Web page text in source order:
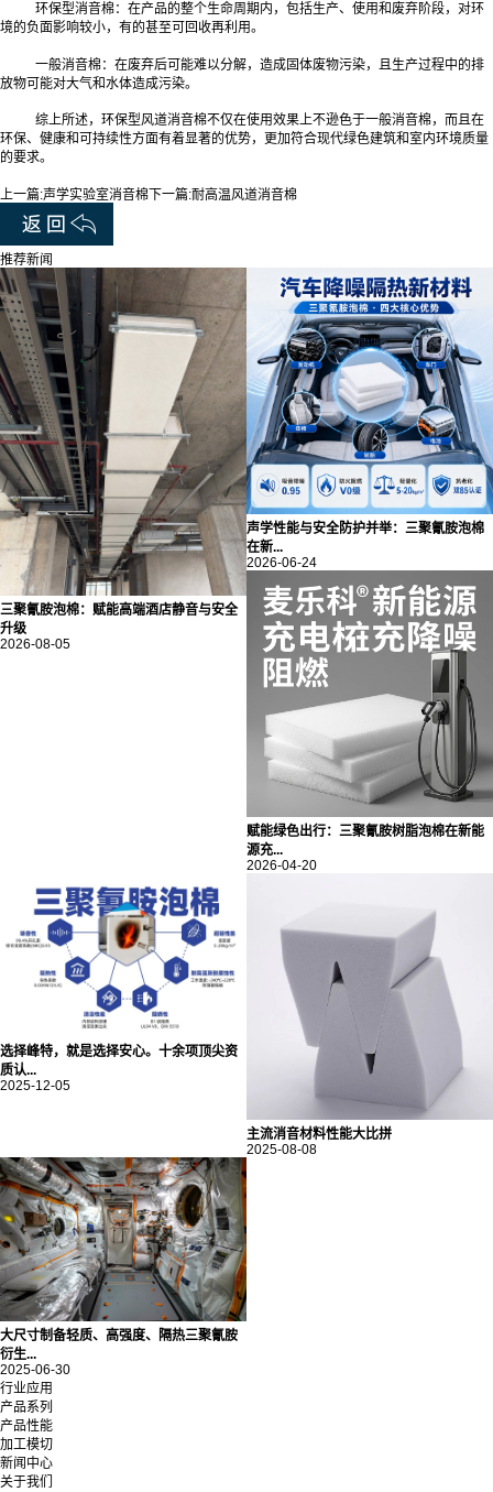
环保型消音棉：在产品的整个生命周期内，包括生产、使用和废弃阶段，对环
境的负面影响较小，有的甚至可回收再利用。
一般消音棉：在废弃后可能难以分解，造成固体废物污染，且生产过程中的排
放物可能对大气和水体造成污染。
综上所述，环保型风道消音棉不仅在使用效果上不逊色于一般消音棉，而且在
环保、健康和可持续性方面有着显著的优势，更加符合现代绿色建筑和室内环境质量
的要求。
上一篇:声学实验室消音棉下一篇:​耐高温风道消音棉
推荐新闻
三聚氰胺泡棉：赋能高端酒店静音与安全
升级
2026-08-05
声学性能与安全防护并举：三聚氰胺泡棉
在新...
2026-06-24
赋能绿色出行：三聚氰胺树脂泡棉在新能
源充...
2026-04-20
选择峰特，就是选择安心。十余项顶尖资
质认...
2025-12-05
主流消音材料性能大比拼
2025-08-08
大尺寸制备轻质、高强度、隔热三聚氰胺
衍生...
2025-06-30
行业应用
产品系列
产品性能
加工模切
新闻中心
关于我们